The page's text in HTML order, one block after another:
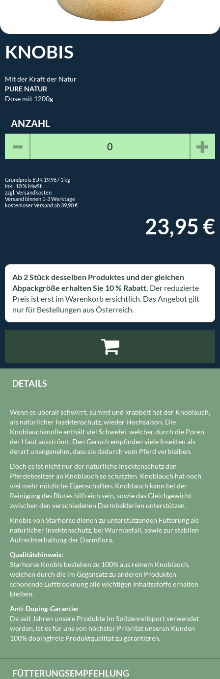
KNOBIS
Mit der Kraft der Natur
PURE NATUR
Dose mit 1200g
ANZAHL
Grundpreis EUR 19,96 / 1 kg
inkl. 10 % MwSt.
zzgl. Versandkosten
Versand binnen 1-3 Werktage
kostenloser Versand ab 39,90 €
23,95 €
Ab 2 Stück desselben Produktes und der gleichen
Abpackgröße erhalten Sie 10 % Rabatt. Der reduzierte
Preis ist erst im Warenkorb ersichtlich. Das Angebot gilt
nur für Bestellungen aus Österreich.
DETAILS
Wenn es überall schwirrt, summt und krabbelt hat der Knoblauch,
als natürlicher Insektenschutz, wieder Hochsaison. Die
Knoblauchknolle enthält viel Schwefel, welcher durch die Poren
der Haut ausströmt. Den Geruch empfinden viele Insekten als
derart unangenehm, dass sie dadurch vom Pferd verbleiben.
Doch es ist nicht nur der natürliche Insektenschutz den
Pferdebesitzer an Knoblauch so schätzten. Knoblauch hat noch
viel mehr nützliche Eigenschaften. Knoblauch kann bei der
Reinigung des Blutes hilfreich sein, sowie das Gleichgewicht
zwischen den verschiedenen Darmbakterien unterstützen.
Knobis von Starhorse dienen zu unterstützenden Fütterung als
natürlicher Insektenschutz, bei Wurmbefall, sowie zur stabilen
Aufrechterhaltung der Darmflora.
Qualitätshinweis:
Starhorse Knobis bestehen zu 100% aus reinem Knoblauch,
welchen durch die im Gegensatz zu anderen Produkten
schonende Lufttrocknung alle wichtigen Inhaltsstoffe erhalten
bleiben.
Anti-Doping-Garantie:
Da seit Jahren unsere Produkte im Spitzenreitsport verwendet
werden, ist es für uns von höchster Priorität unseren Kunden
100% dopingfreie Produktqualität zu garantieren.
FÜTTERUNGSEMPFEHLUNG